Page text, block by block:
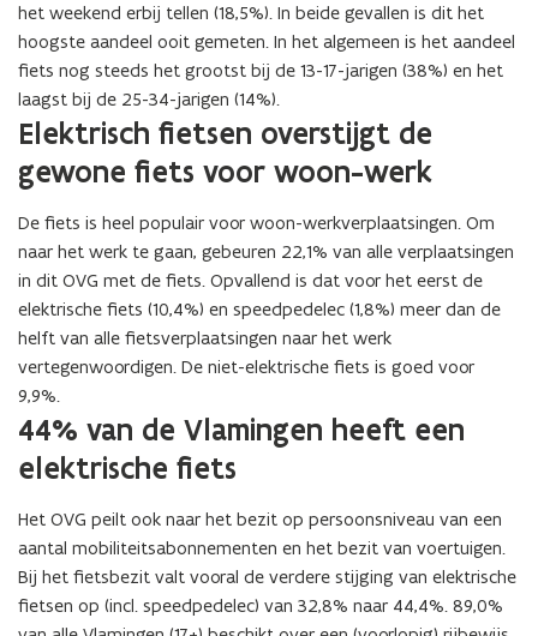
het weekend erbij tellen (18,5%). In beide gevallen is dit het
hoogste aandeel ooit gemeten. In het algemeen is het aandeel
fiets nog steeds het grootst bij de 13-17-jarigen (38%) en het
laagst bij de 25-34-jarigen (14%).
Elektrisch fietsen overstijgt de
gewone fiets voor woon-werk
De fiets is heel populair voor woon-werkverplaatsingen. Om
naar het werk te gaan, gebeuren 22,1% van alle verplaatsingen
in dit OVG met de fiets. Opvallend is dat voor het eerst de
elektrische fiets (10,4%) en speedpedelec (1,8%) meer dan de
helft van alle fietsverplaatsingen naar het werk
vertegenwoordigen. De niet-elektrische fiets is goed voor
9,9%.
44% van de Vlamingen heeft een
elektrische fiets
Het OVG peilt ook naar het bezit op persoonsniveau van een
aantal mobiliteitsabonnementen en het bezit van voertuigen.
Bij het fietsbezit valt vooral de verdere stijging van elektrische
fietsen op (incl. speedpedelec) van 32,8% naar 44,4%. 89,0%